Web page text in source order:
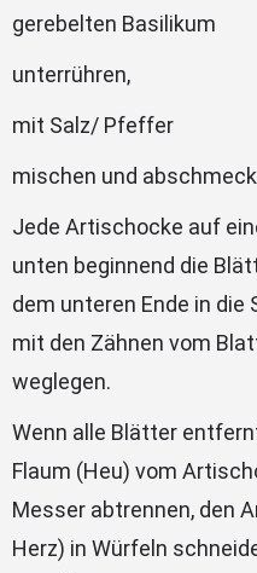
gerebelten Basilikum
unterrühren,
mit Salz/ Pfeffer
mischen und
Jede Artischocke auf
unten beginnend die
dem unteren Ende in die
mit den Zähnen vom
weglegen.
Wenn alle Blätter
Flaum (Heu) vom
Messer abtrennen, den
Herz) in Würfeln